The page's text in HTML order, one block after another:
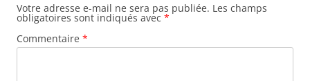
Votre adresse e-mail ne sera pas publiée. Les champs
obligatoires sont indiqués avec *
Commentaire *